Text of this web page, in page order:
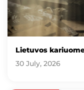
Lietuvos
30 July, 2026